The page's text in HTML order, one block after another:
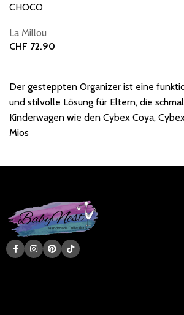
CHOCO
La Millou
CHF 72.90
Der gesteppten Organizer ist eine
und stilvolle Lösung für Eltern, die
Kinderwagen wie den Cybex Coya, Cybex
Mios